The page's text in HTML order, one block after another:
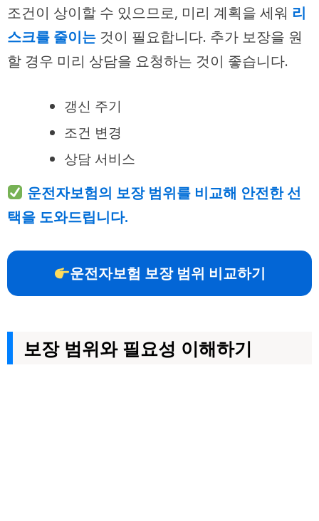
조건이 상이할 수 있으므로, 미리 계획을 세워 리
스크를 줄이는 것이 필요합니다. 추가 보장을 원
할 경우 미리 상담을 요청하는 것이 좋습니다.
갱신 주기
조건 변경
상담 서비스
운전자보험의 보장 범위를 비교해 안전한 선
택을 도와드립니다.
운전자보험 보장 범위 비교하기
보장 범위와 필요성 이해하기